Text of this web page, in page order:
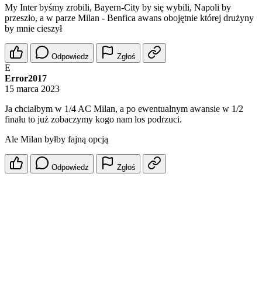
My Inter byśmy zrobili, Bayern-City by się wybili, Napoli by
przeszło, a w parze Milan - Benfica awans obojętnie której drużyny
by mnie cieszył
Odpowiedz Zgłoś
E
Error2017
15 marca 2023
Ja chciałbym w 1/4 AC Milan, a po ewentualnym awansie w 1/2
finału to już zobaczymy kogo nam los podrzuci.
Ale Milan byłby fajną opcją
Odpowiedz Zgłoś